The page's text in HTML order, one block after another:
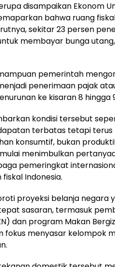
disampaikan Ekonom
bahwa ruang
sekitar 23 persen
membayar bunga
pemerintah
penerimaan pajak
ke kisaran 8 hingga
kondisi tersebut
terbatas tetapi
konsumtif, bukan
menimbulkan
pemeringkat
Indonesia.
proyeksi belanja negara
sasaran, termasuk
dan program Makan
fokus menyasar kelompok